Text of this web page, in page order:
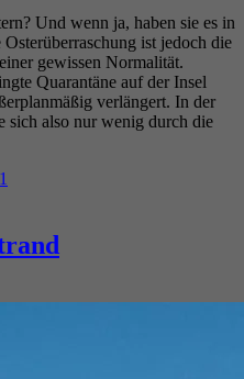
Und wenn ja, haben sie es in
ist jedoch die
gewissen Normalität.
Quarantäne auf der Insel
verlängert. In der
sich also nur wenig durch die
1